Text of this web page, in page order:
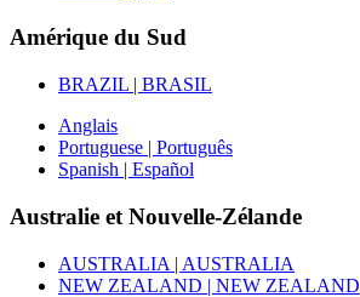
Amérique du Sud
BRAZIL | BRASIL
Anglais
Portuguese | Português
Spanish | Español
Australie et Nouvelle-Zélande
AUSTRALIA | AUSTRALIA
NEW ZEALAND | NEW ZEALAND